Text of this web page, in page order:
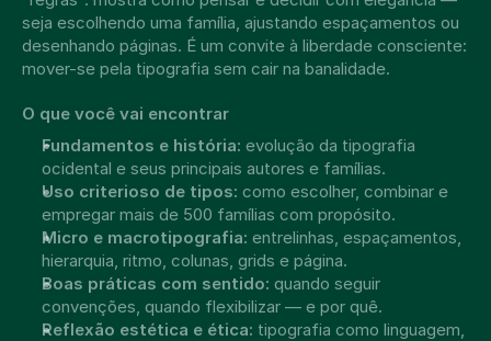
seja escolhendo uma família, ajustando espaçamentos ou
desenhando páginas. É um convite à liberdade consciente:
mover-se pela tipografia sem cair na banalidade.
O que você vai encontrar
Fundamentos e história: evolução da tipografia
ocidental e seus principais autores e famílias.
Uso criterioso de tipos: como escolher, combinar e
empregar mais de 500 famílias com propósito.
Micro e macrotipografia: entrelinhas, espaçamentos,
hierarquia, ritmo, colunas, grids e página.
Boas práticas com sentido: quando seguir
convenções, quando flexibilizar — e por quê.
Reflexão estética e ética: tipografia como linguagem,